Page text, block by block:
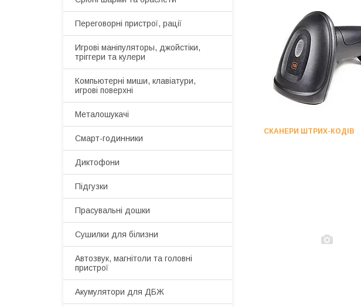
СКАНЕРИ ШТРИХ-КОДІВ
Переговорні пристрої, рації
Игрові маніпуляторы, джойстіки,
тріггери та кулери
Компьютерні миши, клавіатури,
игрові поверхні
Металошукачі
Смарт-годинники
Диктофони
Підгузки
Прасувальні дошки
Сушилки для білизни
Автозвук, магнітоли та головні
пристрої
Акумулятори для ДБЖ